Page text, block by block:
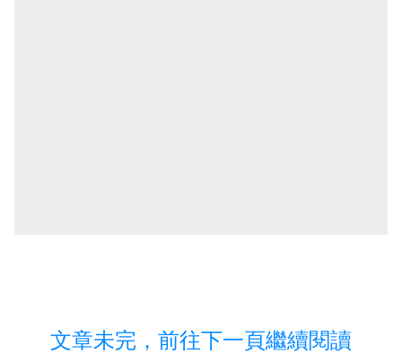
文章未完，前往下一頁繼續閱讀